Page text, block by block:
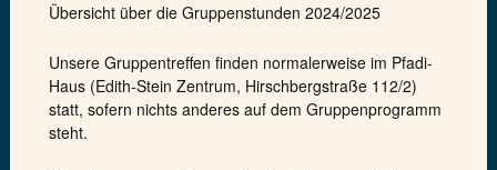
Übersicht über die Gruppenstunden 2024/2025
Unsere Gruppentreffen finden normalerweise im Pfadi-
Haus (Edith-Stein Zentrum, Hirschbergstraße 112/2)
statt, sofern nichts anderes auf dem Gruppenprogramm
steht.